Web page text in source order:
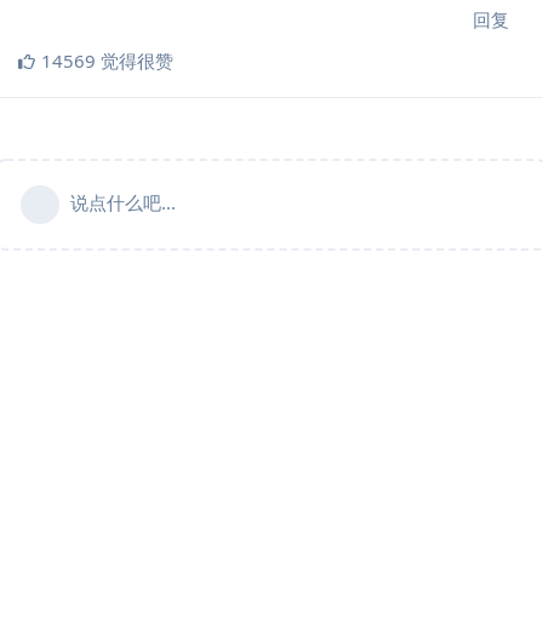
回复
14569 觉得很赞
说点什么吧...